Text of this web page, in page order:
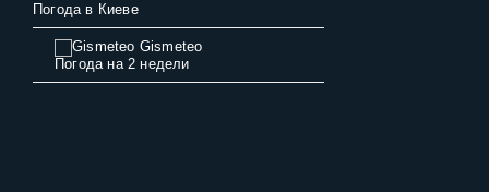
Погода в Киеве
Gismeteo
Погода на 2 недели